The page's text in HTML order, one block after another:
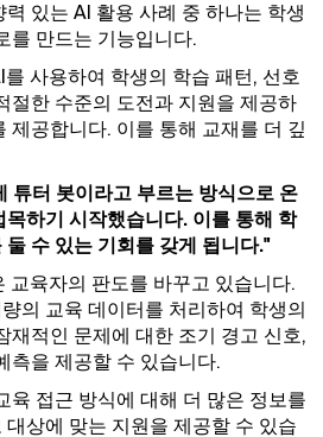
있는 AI 활용 사례 중 하나는 학생
를 만드는 기능입니다.
사용하여 학생의 학습 패턴, 선호
절한 수준의 도전과 지원을 제공하
제공합니다. 이를 통해 교재를 더 깊
튜터 봇이라고 부르는 방식으로 온
하기 시작했습니다. 이를 통해 학
수 있는 기회를 갖게 됩니다."
교육자의 판도를 바꾸고 있습니다.
의 교육 데이터를 처리하여 학생의
재적인 문제에 대한 조기 경고 신호,
측을 제공할 수 있습니다.
육 접근 방식에 대해 더 많은 정보를
상에 맞는 지원을 제공할 수 있습